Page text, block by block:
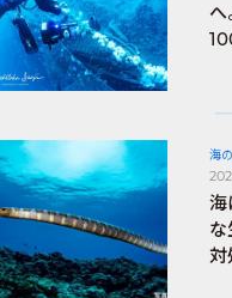
へ
海
海
な
対